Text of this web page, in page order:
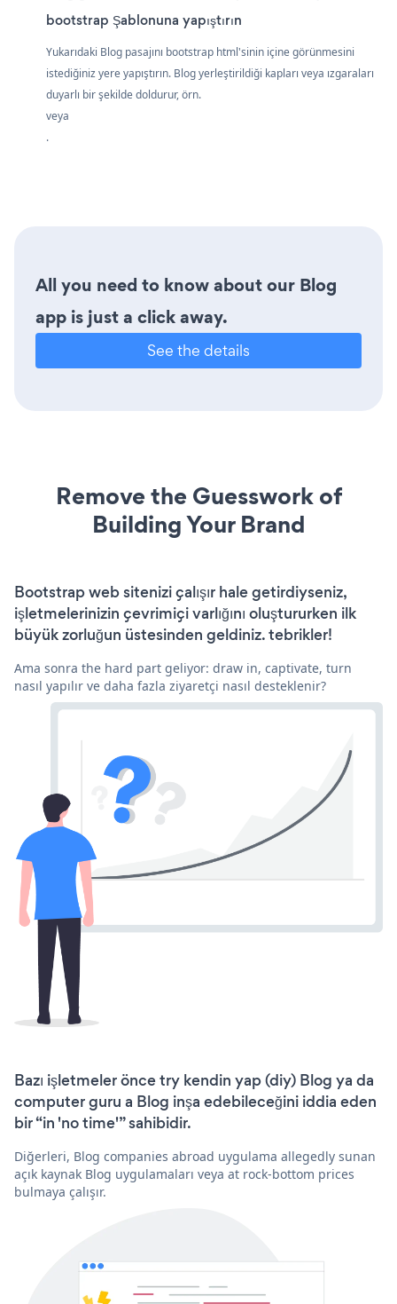
bootstrap Şablonuna yapıştırın
Yukarıdaki Blog pasajını bootstrap html'sinin içine görünmesini
istediğiniz yere yapıştırın. Blog yerleştirildiği kapları veya ızgaraları
duyarlı bir şekilde doldurur, örn.
veya
.
All you need to know about our Blog
app is just a click away.
See the details
Remove the Guesswork of
Building Your Brand
Bootstrap web sitenizi çalışır hale getirdiyseniz,
işletmelerinizin çevrimiçi varlığını oluştururken ilk
büyük zorluğun üstesinden geldiniz. tebrikler!
Ama sonra the hard part geliyor: draw in, captivate, turn
nasıl yapılır ve daha fazla ziyaretçi nasıl desteklenir?
Bazı işletmeler önce try kendin yap (diy) Blog ya da
computer guru a Blog inşa edebileceğini iddia eden
bir “in 'no time'” sahibidir.
Diğerleri, Blog companies abroad uygulama allegedly sunan
açık kaynak Blog uygulamaları veya at rock-bottom prices
bulmaya çalışır.